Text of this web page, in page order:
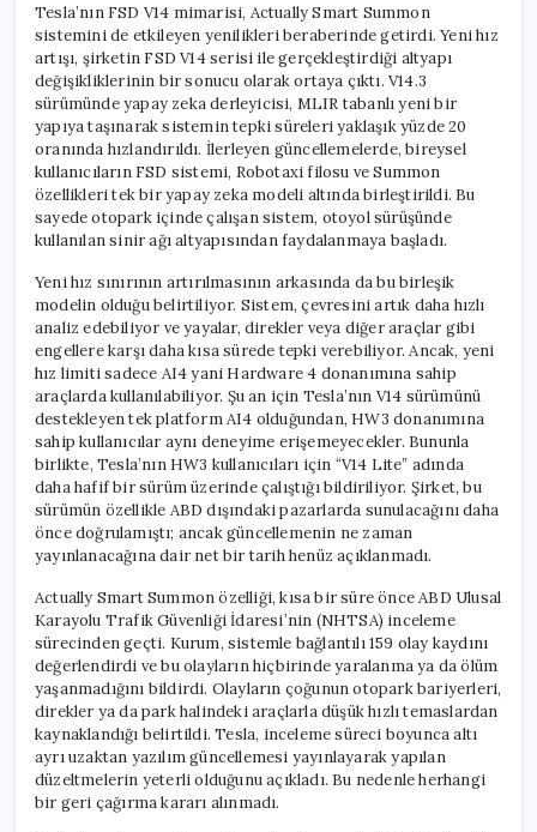
Tesla’nın FSD V14 mimarisi, Actually Smart Summon
sistemini de etkileyen yenilikleri beraberinde getirdi. Yeni hız
artışı, şirketin FSD V14 serisi ile gerçekleştirdiği altyapı
değişikliklerinin bir sonucu olarak ortaya çıktı. V14.3
sürümünde yapay zeka derleyicisi, MLIR tabanlı yeni bir
yapıya taşınarak sistemin tepki süreleri yaklaşık yüzde 20
oranında hızlandırıldı. İlerleyen güncellemelerde, bireysel
kullanıcıların FSD sistemi, Robotaxi filosu ve Summon
özellikleri tek bir yapay zeka modeli altında birleştirildi. Bu
sayede otopark içinde çalışan sistem, otoyol sürüşünde
kullanılan sinir ağı altyapısından faydalanmaya başladı.
Yeni hız sınırının artırılmasının arkasında da bu birleşik
modelin olduğu belirtiliyor. Sistem, çevresini artık daha hızlı
analiz edebiliyor ve yayalar, direkler veya diğer araçlar gibi
engellere karşı daha kısa sürede tepki verebiliyor. Ancak, yeni
hız limiti sadece AI4 yani Hardware 4 donanımına sahip
araçlarda kullanılabiliyor. Şu an için Tesla’nın V14 sürümünü
destekleyen tek platform AI4 olduğundan, HW3 donanımına
sahip kullanıcılar aynı deneyime erişemeyecekler. Bununla
birlikte, Tesla’nın HW3 kullanıcıları için “V14 Lite” adında
daha hafif bir sürüm üzerinde çalıştığı bildiriliyor. Şirket, bu
sürümün özellikle ABD dışındaki pazarlarda sunulacağını daha
önce doğrulamıştı; ancak güncellemenin ne zaman
yayınlanacağına dair net bir tarih henüz açıklanmadı.
Actually Smart Summon özelliği, kısa bir süre önce ABD Ulusal
Karayolu Trafik Güvenliği İdaresi’nin (NHTSA) inceleme
sürecinden geçti. Kurum, sistemle bağlantılı 159 olay kaydını
değerlendirdi ve bu olayların hiçbirinde yaralanma ya da ölüm
yaşanmadığını bildirdi. Olayların çoğunun otopark bariyerleri,
direkler ya da park halindeki araçlarla düşük hızlı temaslardan
kaynaklandığı belirtildi. Tesla, inceleme süreci boyunca altı
ayrı uzaktan yazılım güncellemesi yayınlayarak yapılan
düzeltmelerin yeterli olduğunu açıkladı. Bu nedenle herhangi
bir geri çağırma kararı alınmadı.